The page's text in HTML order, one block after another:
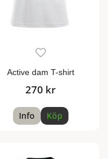
Active dam T-shirt
270 kr
Info Köp